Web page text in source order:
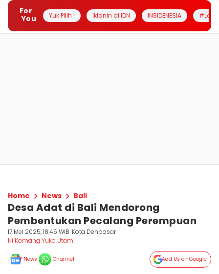
For
You
Yuk Pilih ! Iklanin di IDN INSIDENESIA
Home News Bali
Desa Adat di Bali Mendorong
Pembentukan Pecalang Perempuan
17 Mei 2025, 18:45 WIB Kota Denpasar
Ni Komang Yuko Utami
News Channel Add Us on Google